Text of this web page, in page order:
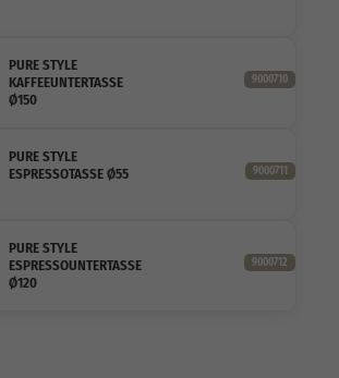
PURE STYLE
KAFFEEUNTERTASSE
Ø150
9000710
PURE STYLE
ESPRESSOTASSE Ø55
9000711
PURE STYLE
ESPRESSOUNTERTASSE
Ø120
9000712